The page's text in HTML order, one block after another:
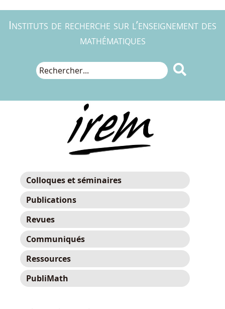
Instituts de recherche sur l’enseignement des
mathématiques

Colloques et séminaires
Publications
Revues
Communiqués
Ressources
PubliMath